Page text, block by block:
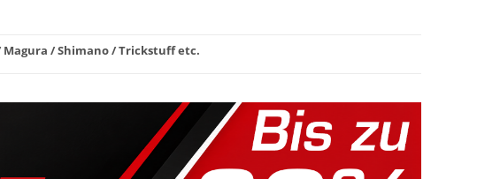
/ Shimano / Trickstuff etc.